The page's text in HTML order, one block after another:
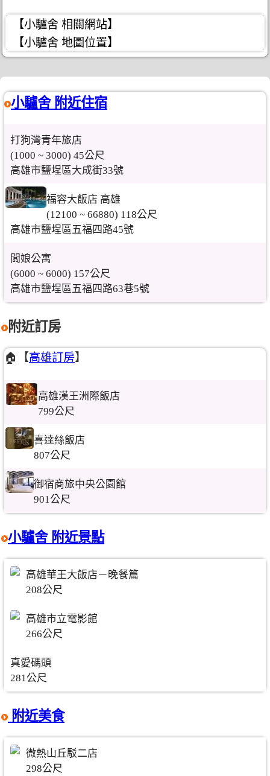
【小驢舍 相關網站】
【小驢舍 地圖位置】
小驢舍 附近住宿
打狗灣青年旅店
(1000 ~ 3000) 45公尺
高雄市鹽埕區大成街33號
福容大飯店 高雄
(12100 ~ 66880) 118公尺
高雄市鹽埕區五福四路45號
闆娘公寓
(6000 ~ 6000) 157公尺
高雄市鹽埕區五福四路63巷5號
附近訂房
🏠【高雄訂房】
高雄漢王洲際飯店
799公尺
喜達絲飯店
807公尺
御宿商旅中央公園館
901公尺
小驢舍 附近景點
高雄華王大飯店－晚餐篇
208公尺
高雄市立電影館
266公尺
真愛碼頭
281公尺
附近美食
微熱山丘駁二店
298公尺